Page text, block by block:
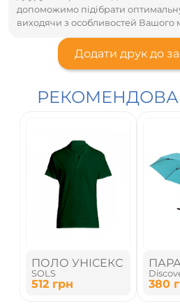
допоможимо підібрати
виходячи з особливостей Вашого
Додати друк до
ПОЛО УНІСЕКС
SOLS
512 грн 380